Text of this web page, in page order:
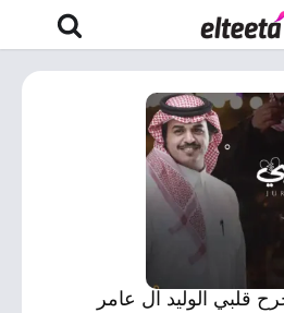
قلبي الوليد ال عامر